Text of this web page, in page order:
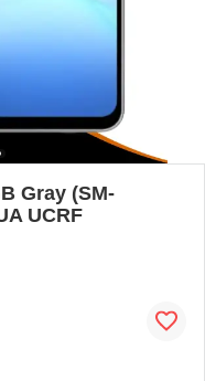
Gray (SM-
UCRF